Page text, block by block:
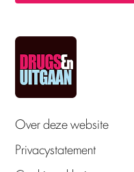
Over deze website
Privacystatement